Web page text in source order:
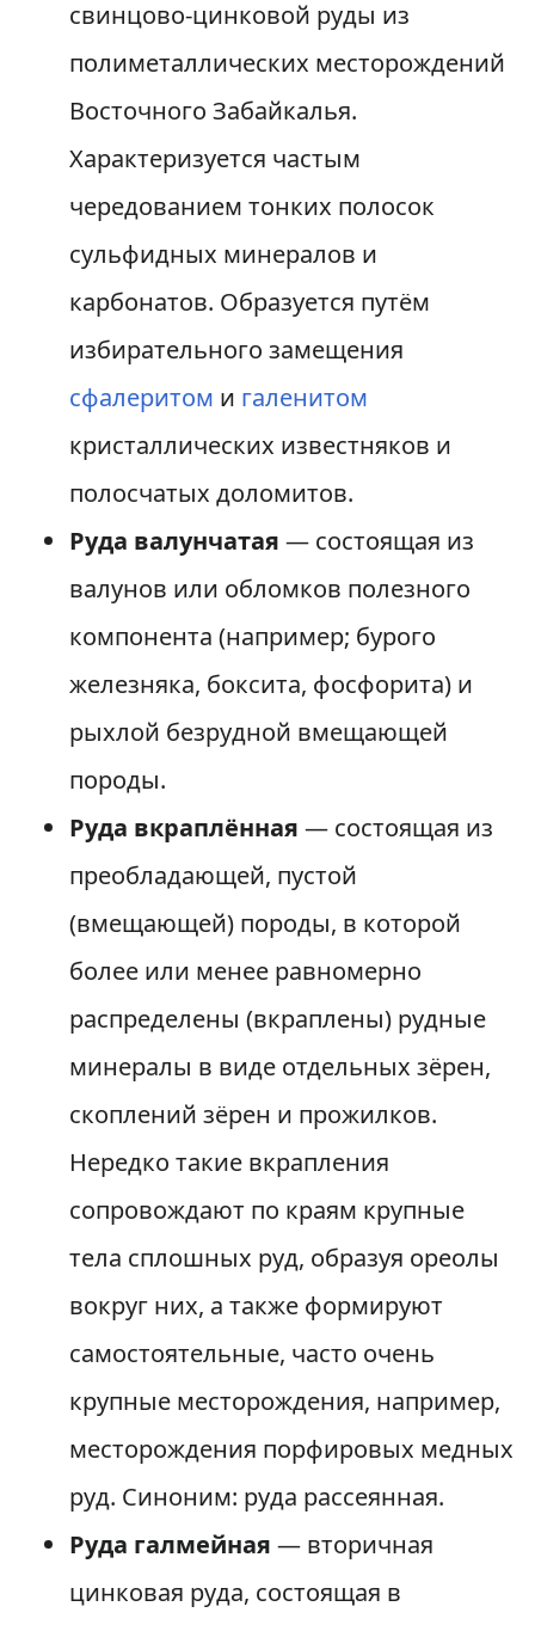
свинцово-цинковой руды из
полиметаллических месторождений
Восточного Забайкалья.
Характеризуется частым
чередованием тонких полосок
сульфидных минералов и
карбонатов. Образуется путём
избирательного замещения
сфалеритом и галенитом
кристаллических известняков и
полосчатых доломитов.
Руда валунчатая — состоящая из
валунов или обломков полезного
компонента (например; бурого
железняка, боксита, фосфорита) и
рыхлой безрудной вмещающей
породы.
Руда вкраплённая — состоящая из
преобладающей, пустой
(вмещающей) породы, в которой
более или менее равномерно
распределены (вкраплены) рудные
минералы в виде отдельных зёрен,
скоплений зёрен и прожилков.
Нередко такие вкрапления
сопровождают по краям крупные
тела сплошных руд, образуя ореолы
вокруг них, а также формируют
самостоятельные, часто очень
крупные месторождения, например,
месторождения порфировых медных
руд. Синоним: руда рассеянная.
Руда галмейная — вторичная
цинковая руда, состоящая в